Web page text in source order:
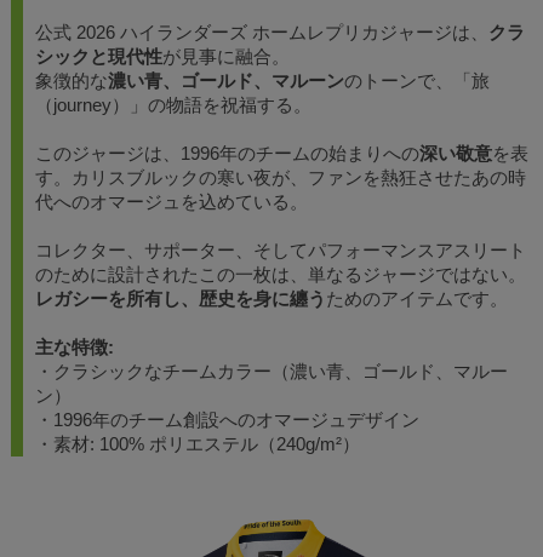
公式 2026 ハイランダーズ ホームレプリカジャージは、 クラ
シックと現代性が見事に融合。
象徴的な濃い青、ゴールド、マルーンのトーンで、「旅
（journey）」の物語を祝福する。
このジャージは、1996年のチームの始まりへの深い敬意を表
す。カリスブルックの寒い夜が、ファンを熱狂させたあの時
代へのオマージュを込めている。
コレクター、サポーター、そしてパフォーマンスアスリート
のために設計されたこの一枚は、単なるジャージではない。
レガシーを所有し、歴史を身に纏う ためのアイテムです。
主な特徴:
・クラシックなチームカラー（濃い青、ゴールド、マルー
ン）
・1996年のチーム創設へのオマージュデザイン
・素材: 100% ポリエステル（240g/m²）